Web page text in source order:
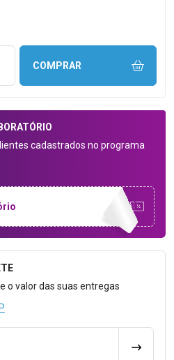
UMA UNIDADE
COMPRAR
cadastrados no programa
o Frete
o valor das suas entregas